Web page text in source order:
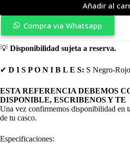
Añadir al
Compra via Whatsapp
💡 Disponibilidad sujeta a reserva.
✔ D I S P O N I B L E S: S Negro-Rojo
ESTA REFERENCIA DEBEMOS
DISPONIBLE, ESCRIBENOS Y
Una vez confirmemos disponibilidad en
de tu casco.
Especificaciones: